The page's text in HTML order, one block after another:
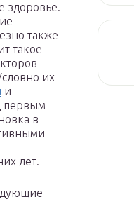
здоровье.
также
такое
их
и
первым
в
лет.